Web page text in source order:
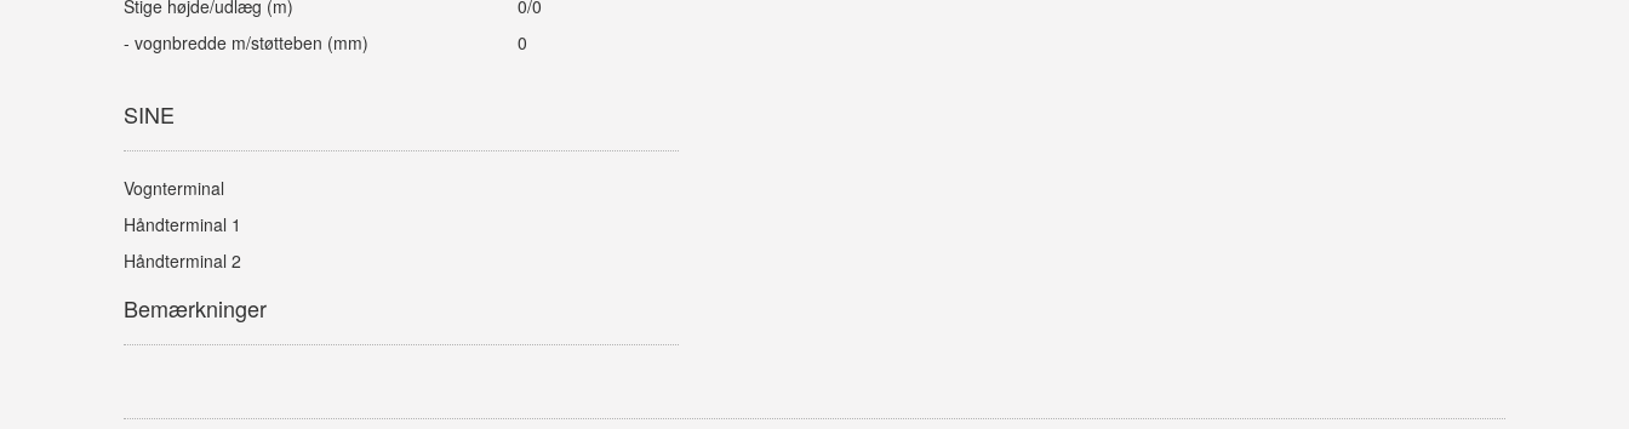
Stige højde/udlæg (m)
- vognbredde m/støtteben (mm)
0/0
0
SINE
Vognterminal
Håndterminal 1
Håndterminal 2
Bemærkninger